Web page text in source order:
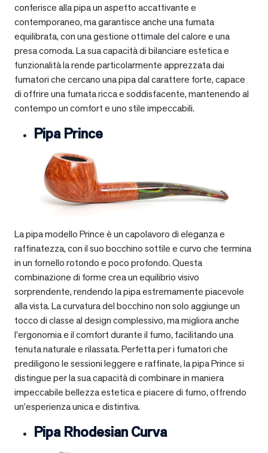
conferisce alla pipa un aspetto accattivante e
contemporaneo, ma garantisce anche una fumata
equilibrata, con una gestione ottimale del calore e una
presa comoda. La sua capacità di bilanciare estetica e
funzionalità la rende particolarmente apprezzata dai
fumatori che cercano una pipa dal carattere forte, capace
di offrire una fumata ricca e soddisfacente, mantenendo al
contempo un comfort e uno stile impeccabili.
Pipa Prince
La pipa modello Prince è un capolavoro di eleganza e
raffinatezza, con il suo bocchino sottile e curvo che termina
in un fornello rotondo e poco profondo. Questa
combinazione di forme crea un equilibrio visivo
sorprendente, rendendo la pipa estremamente piacevole
alla vista. La curvatura del bocchino non solo aggiunge un
tocco di classe al design complessivo, ma migliora anche
l’ergonomia e il comfort durante il fumo, facilitando una
tenuta naturale e rilassata. Perfetta per i fumatori che
prediligono le sessioni leggere e raffinate, la pipa Prince si
distingue per la sua capacità di combinare in maniera
impeccabile bellezza estetica e piacere di fumo, offrendo
un’esperienza unica e distintiva.
Pipa Rhodesian Curva